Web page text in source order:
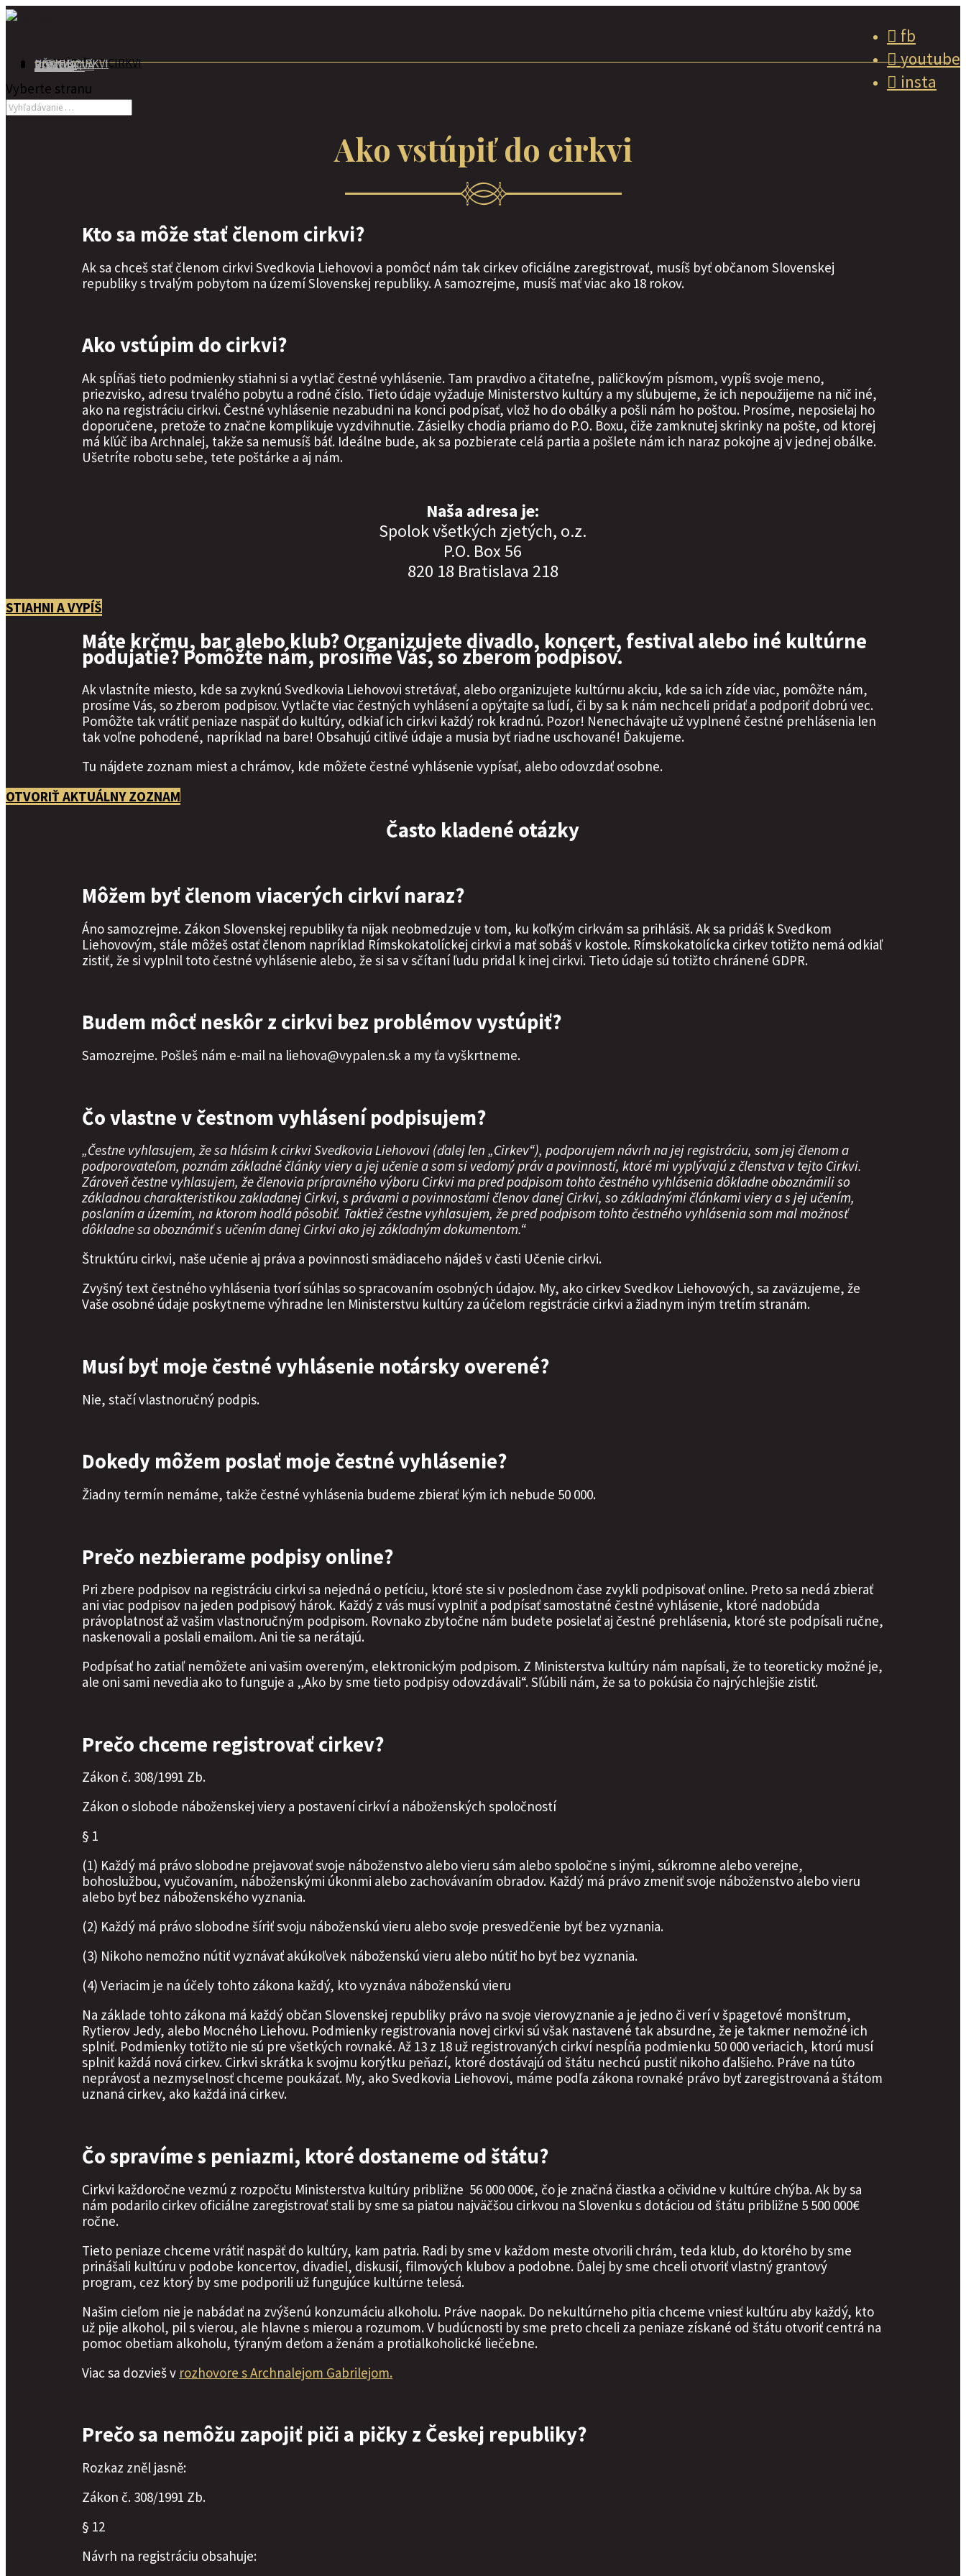
fb
youtube
insta
VSTÚPIŤ DO CIRKVI
UČENIE CIRKVI
BIBLEJA
POSOLSTVÁ
E-SHOP
KONTAKT
Vyberte stranu
Ako vstúpiť do cirkvi
Kto sa môže stať členom cirkvi?
Ak sa chceš stať členom cirkvi Svedkovia Liehovovi a pomôcť nám tak cirkev oficiálne zaregistrovať, musíš byť občanom Slovenskej
republiky s trvalým pobytom na území Slovenskej republiky. A samozrejme, musíš mať viac ako 18 rokov.
Ako vstúpim do cirkvi?
Ak spĺňaš tieto podmienky stiahni si a vytlač čestné vyhlásenie. Tam pravdivo a čitateľne, paličkovým písmom, vypíš svoje meno,
priezvisko, adresu trvalého pobytu a rodné číslo. Tieto údaje vyžaduje Ministerstvo kultúry a my sľubujeme, že ich nepoužijeme na nič iné,
ako na registráciu cirkvi. Čestné vyhlásenie nezabudni na konci podpísať, vlož ho do obálky a pošli nám ho poštou. Prosíme, neposielaj ho
doporučene, pretože to značne komplikuje vyzdvihnutie. Zásielky chodia priamo do P.O. Boxu, čiže zamknutej skrinky na pošte, od ktorej
má kľúč iba Archnalej, takže sa nemusíš báť. Ideálne bude, ak sa pozbierate celá partia a pošlete nám ich naraz pokojne aj v jednej obálke.
Ušetríte robotu sebe, tete poštárke a aj nám.
Naša adresa je:
Spolok všetkých zjetých, o.z.
P.O. Box 56
820 18 Bratislava 218
STIAHNI A VYPÍŠ
Máte krčmu, bar alebo klub? Organizujete divadlo, koncert, festival alebo iné kultúrne
podujatie? Pomôžte nám, prosíme Vás, so zberom podpisov.
Ak vlastníte miesto, kde sa zvyknú Svedkovia Liehovovi stretávať, alebo organizujete kultúrnu akciu, kde sa ich zíde viac, pomôžte nám,
prosíme Vás, so zberom podpisov. Vytlačte viac čestných vyhlásení a opýtajte sa ľudí, či by sa k nám nechceli pridať a podporiť dobrú vec.
Pomôžte tak vrátiť peniaze naspäť do kultúry, odkiaľ ich cirkvi každý rok kradnú. Pozor! Nenechávajte už vyplnené čestné prehlásenia len
tak voľne pohodené, napríklad na bare! Obsahujú citlivé údaje a musia byť riadne uschované! Ďakujeme.
Tu nájdete zoznam miest a chrámov, kde môžete čestné vyhlásenie vypísať, alebo odovzdať osobne.
OTVORIŤ AKTUÁLNY ZOZNAM
Často kladené otázky
Môžem byť členom viacerých cirkví naraz?
Áno samozrejme. Zákon Slovenskej republiky ťa nijak neobmedzuje v tom, ku koľkým cirkvám sa prihlásiš. Ak sa pridáš k Svedkom
Liehovovým, stále môžeš ostať členom napríklad Rímskokatolíckej cirkvi a mať sobáš v kostole. Rímskokatolícka cirkev totižto nemá odkiaľ
zistiť, že si vyplnil toto čestné vyhlásenie alebo, že si sa v sčítaní ľudu pridal k inej cirkvi. Tieto údaje sú totižto chránené GDPR.
Budem môcť neskôr z cirkvi bez problémov vystúpiť?
Samozrejme. Pošleš nám e-mail na liehova@vypalen.sk a my ťa vyškrtneme.
Čo vlastne v čestnom vyhlásení podpisujem?
„Čestne vyhlasujem, že sa hlásim k cirkvi Svedkovia Liehovovi (ďalej len „Cirkev“), podporujem návrh na jej registráciu, som jej členom a
podporovateľom, poznám základné články viery a jej učenie a som si vedomý práv a povinností, ktoré mi vyplývajú z členstva v tejto Cirkvi.
Zároveň čestne vyhlasujem, že členovia prípravného výboru Cirkvi ma pred podpisom tohto čestného vyhlásenia dôkladne oboznámili so
základnou charakteristikou zakladanej Cirkvi, s právami a povinnosťami členov danej Cirkvi, so základnými článkami viery a s jej učením,
poslaním a územím, na ktorom hodlá pôsobiť. Taktiež čestne vyhlasujem, že pred podpisom tohto čestného vyhlásenia som mal možnosť
dôkladne sa oboznámiť s učením danej Cirkvi ako jej základným dokumentom.“
Štruktúru cirkvi, naše učenie aj práva a povinnosti smädiaceho nájdeš v časti Učenie cirkvi.
Zvyšný text čestného vyhlásenia tvorí súhlas so spracovaním osobných údajov. My, ako cirkev Svedkov Liehovových, sa zaväzujeme, že
Vaše osobné údaje poskytneme výhradne len Ministerstvu kultúry za účelom registrácie cirkvi a žiadnym iným tretím stranám.
Musí byť moje čestné vyhlásenie notársky overené?
Nie, stačí vlastnoručný podpis.
Dokedy môžem poslať moje čestné vyhlásenie?
Žiadny termín nemáme, takže čestné vyhlásenia budeme zbierať kým ich nebude 50 000.
Prečo nezbierame podpisy online?
Pri zbere podpisov na registráciu cirkvi sa nejedná o petíciu, ktoré ste si v poslednom čase zvykli podpisovať online. Preto sa nedá zbierať
ani viac podpisov na jeden podpisový hárok. Každý z vás musí vyplniť a podpísať samostatné čestné vyhlásenie, ktoré nadobúda
právoplatnosť až vašim vlastnoručným podpisom. Rovnako zbytočne nám budete posielať aj čestné prehlásenia, ktoré ste podpísali ručne,
naskenovali a poslali emailom. Ani tie sa nerátajú.
Podpísať ho zatiaľ nemôžete ani vašim overeným, elektronickým podpisom. Z Ministerstva kultúry nám napísali, že to teoreticky možné je,
ale oni sami nevedia ako to funguje a „Ako by sme tieto podpisy odovzdávali“. Sľúbili nám, že sa to pokúsia čo najrýchlejšie zistiť.
Prečo chceme registrovať cirkev?
Zákon č. 308/1991 Zb.
Zákon o slobode náboženskej viery a postavení cirkví a náboženských spoločností
§ 1
(1) Každý má právo slobodne prejavovať svoje náboženstvo alebo vieru sám alebo spoločne s inými, súkromne alebo verejne,
bohoslužbou, vyučovaním, náboženskými úkonmi alebo zachovávaním obradov. Každý má právo zmeniť svoje náboženstvo alebo vieru
alebo byť bez náboženského vyznania.
(2) Každý má právo slobodne šíriť svoju náboženskú vieru alebo svoje presvedčenie byť bez vyznania.
(3) Nikoho nemožno nútiť vyznávať akúkoľvek náboženskú vieru alebo nútiť ho byť bez vyznania.
(4) Veriacim je na účely tohto zákona každý, kto vyznáva náboženskú vieru
Na základe tohto zákona má každý občan Slovenskej republiky právo na svoje vierovyznanie a je jedno či verí v špagetové monštrum,
Rytierov Jedy, alebo Mocného Liehovu. Podmienky registrovania novej cirkvi sú však nastavené tak absurdne, že je takmer nemožné ich
splniť. Podmienky totižto nie sú pre všetkých rovnaké. Až 13 z 18 už registrovaných cirkví nespĺňa podmienku 50 000 veriacich, ktorú musí
splniť každá nová cirkev. Cirkvi skrátka k svojmu korýtku peňazí, ktoré dostávajú od štátu nechcú pustiť nikoho ďalšieho. Práve na túto
neprávosť a nezmyselnosť chceme poukázať. My, ako Svedkovia Liehovovi, máme podľa zákona rovnaké právo byť zaregistrovaná a štátom
uznaná cirkev, ako každá iná cirkev.
Čo spravíme s peniazmi, ktoré dostaneme od štátu?
Cirkvi každoročne vezmú z rozpočtu Ministerstva kultúry približne 56 000 000€, čo je značná čiastka a očividne v kultúre chýba. Ak by sa
nám podarilo cirkev oficiálne zaregistrovať stali by sme sa piatou najväčšou cirkvou na Slovenku s dotáciou od štátu približne 5 500 000€
ročne.
Tieto peniaze chceme vrátiť naspäť do kultúry, kam patria. Radi by sme v každom meste otvorili chrám, teda klub, do ktorého by sme
prinášali kultúru v podobe koncertov, divadiel, diskusií, filmových klubov a podobne. Ďalej by sme chceli otvoriť vlastný grantový
program, cez ktorý by sme podporili už fungujúce kultúrne telesá.
Našim cieľom nie je nabádať na zvýšenú konzumáciu alkoholu. Práve naopak. Do nekultúrneho pitia chceme vniesť kultúru aby každý, kto
už pije alkohol, pil s vierou, ale hlavne s mierou a rozumom. V budúcnosti by sme preto chceli za peniaze získané od štátu otvoriť centrá na
pomoc obetiam alkoholu, týraným deťom a ženám a protialkoholické liečebne.
Viac sa dozvieš v rozhovore s Archnalejom Gabrilejom.
Prečo sa nemôžu zapojiť piči a pičky z Českej republiky?
Rozkaz zněl jasně:
Zákon č. 308/1991 Zb.
§ 12
Návrh na registráciu obsahuje: